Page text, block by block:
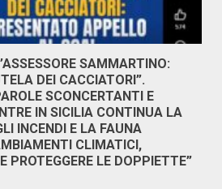
SAMMARTINO:
DEI CACCIATORI”.
SCONCERTANTI E
IN SICILIA CONTINUA LA
INCENDI E LA FAUNA
CLIMATICI,
PROTEGGERE LE DOPPIETTE”